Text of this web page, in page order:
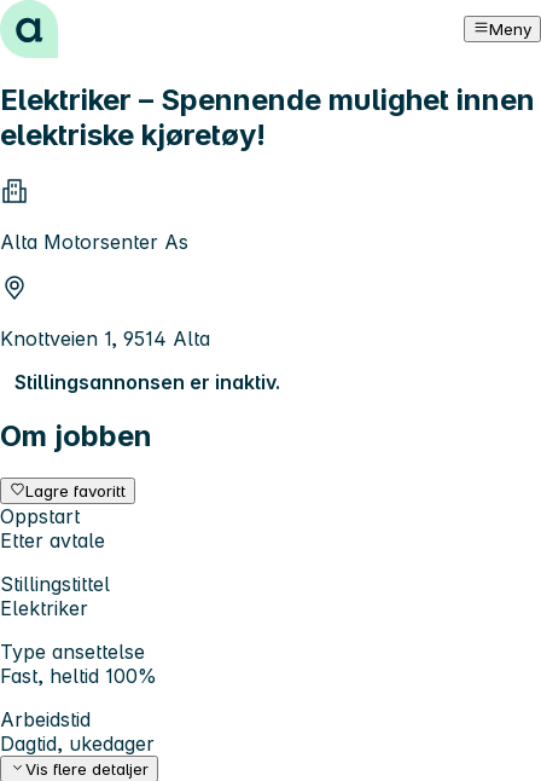
Hopp til innhold Meny
Elektriker – Spennende mulighet innen
elektriske kjøretøy!
Alta Motorsenter As
Knottveien 1, 9514 Alta
Stillingsannonsen er inaktiv.
Om jobben
Lagre favoritt
Oppstart
Etter avtale
Stillingstittel
Elektriker
Type ansettelse
Fast, heltid 100%
Arbeidstid
Dagtid, ukedager
Vis flere detaljer